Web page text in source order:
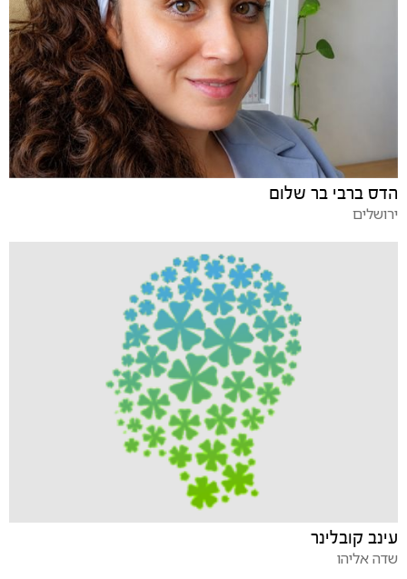
הדס ברבי בר שלום
ירושלים
עינב קובלינר
שדה אליהו